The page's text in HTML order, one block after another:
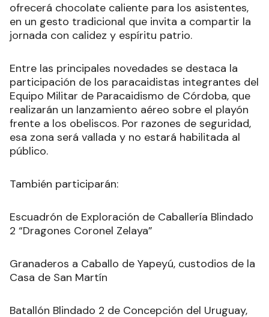
ofrecerá chocolate caliente para los asistentes,
en un gesto tradicional que invita a compartir la
jornada con calidez y espíritu patrio.
Entre las principales novedades se destaca la
participación de los paracaidistas integrantes del
Equipo Militar de Paracaidismo de Córdoba, que
realizarán un lanzamiento aéreo sobre el playón
frente a los obeliscos. Por razones de seguridad,
esa zona será vallada y no estará habilitada al
público.
También participarán:
Escuadrón de Exploración de Caballería Blindado
2 “Dragones Coronel Zelaya”
Granaderos a Caballo de Yapeyú, custodios de la
Casa de San Martín
Batallón Blindado 2 de Concepción del Uruguay,